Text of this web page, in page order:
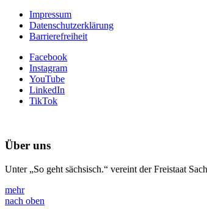
Impressum
Datenschutzerklärung
Barrierefreiheit
Facebook
Instagram
YouTube
LinkedIn
TikTok
Über uns
Unter „So geht sächsisch.“ vereint der Freistaat
mehr
nach oben